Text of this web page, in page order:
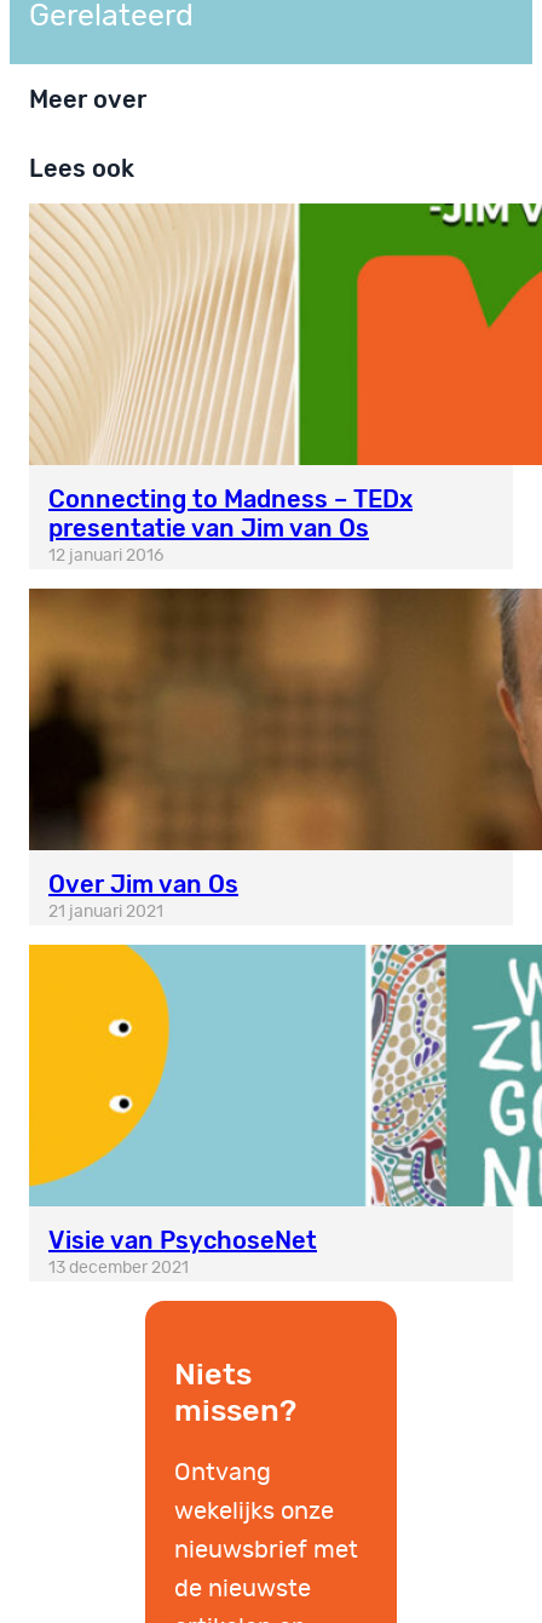
Gerelateerd
Meer over
Lees ook
Connecting to Madness – TEDx
presentatie van Jim van Os
12 januari 2016
Over Jim van Os
21 januari 2021
Visie van PsychoseNet
13 december 2021
Niets
missen?
Ontvang
wekelijks onze
nieuwsbrief met
de nieuwste